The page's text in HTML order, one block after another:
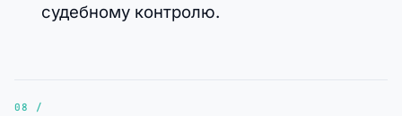
судебному контролю.